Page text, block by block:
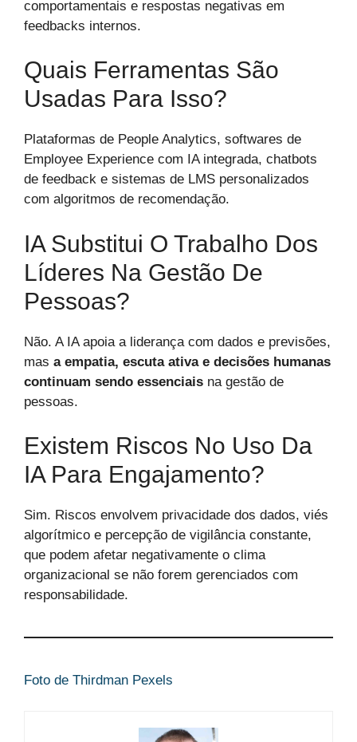
comportamentais e respostas negativas em
feedbacks internos.
Quais Ferramentas São
Usadas Para Isso?
Plataformas de People Analytics, softwares de
Employee Experience com IA integrada, chatbots
de feedback e sistemas de LMS personalizados
com algoritmos de recomendação.
IA Substitui O Trabalho Dos
Líderes Na Gestão De
Pessoas?
Não. A IA apoia a liderança com dados e previsões,
mas a empatia, escuta ativa e decisões humanas
continuam sendo essenciais na gestão de
pessoas.
Existem Riscos No Uso Da
IA Para Engajamento?
Sim. Riscos envolvem privacidade dos dados, viés
algorítmico e percepção de vigilância constante,
que podem afetar negativamente o clima
organizacional se não forem gerenciados com
responsabilidade.
Foto de Thirdman Pexels